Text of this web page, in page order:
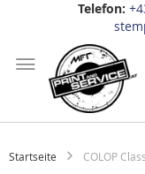
Telefon:
Startseite COLOP